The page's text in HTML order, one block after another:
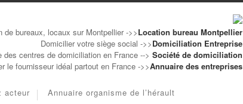
de bureaux, locaux sur Montpellier ->>Location bureau Montpellier
Domicilier votre siège social ->>Domiciliation Entreprise
des centres de domiciliation en France --> Société de domiciliation
le fournisseur idéal partout en France ->>Annuaire des entreprises
acteur Annuaire organisme de l’hérault